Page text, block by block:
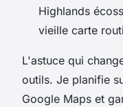
Highlands
vieille carte
L'astuce qui
outils. Je planifie
Google Maps et